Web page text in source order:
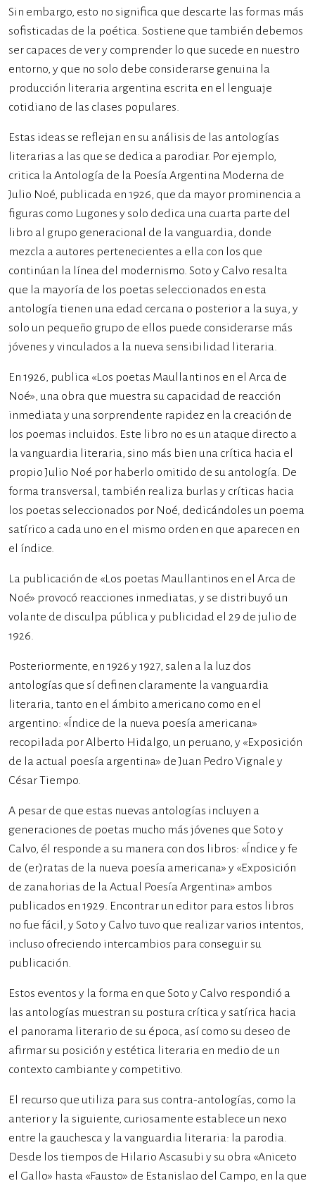
Sin embargo, esto no significa que descarte las formas más
sofisticadas de la poética. Sostiene que también debemos
ser capaces de ver y comprender lo que sucede en nuestro
entorno, y que no solo debe considerarse genuina la
producción literaria argentina escrita en el lenguaje
cotidiano de las clases populares.
Estas ideas se reflejan en su análisis de las antologías
literarias a las que se dedica a parodiar. Por ejemplo,
critica la Antología de la Poesía Argentina Moderna de
Julio Noé, publicada en 1926, que da mayor prominencia a
figuras como Lugones y solo dedica una cuarta parte del
libro al grupo generacional de la vanguardia, donde
mezcla a autores pertenecientes a ella con los que
continúan la línea del modernismo. Soto y Calvo resalta
que la mayoría de los poetas seleccionados en esta
antología tienen una edad cercana o posterior a la suya, y
solo un pequeño grupo de ellos puede considerarse más
jóvenes y vinculados a la nueva sensibilidad literaria.
En 1926, publica «Los poetas Maullantinos en el Arca de
Noé», una obra que muestra su capacidad de reacción
inmediata y una sorprendente rapidez en la creación de
los poemas incluidos. Este libro no es un ataque directo a
la vanguardia literaria, sino más bien una crítica hacia el
propio Julio Noé por haberlo omitido de su antología. De
forma transversal, también realiza burlas y críticas hacia
los poetas seleccionados por Noé, dedicándoles un poema
satírico a cada uno en el mismo orden en que aparecen en
el índice.
La publicación de «Los poetas Maullantinos en el Arca de
Noé» provocó reacciones inmediatas, y se distribuyó un
volante de disculpa pública y publicidad el 29 de julio de
1926.
Posteriormente, en 1926 y 1927, salen a la luz dos
antologías que sí definen claramente la vanguardia
literaria, tanto en el ámbito americano como en el
argentino: «Índice de la nueva poesía americana»
recopilada por Alberto Hidalgo, un peruano, y «Exposición
de la actual poesía argentina» de Juan Pedro Vignale y
César Tiempo.
A pesar de que estas nuevas antologías incluyen a
generaciones de poetas mucho más jóvenes que Soto y
Calvo, él responde a su manera con dos libros: «Índice y fe
de (er)ratas de la nueva poesía americana» y «Exposición
de zanahorias de la Actual Poesía Argentina» ambos
publicados en 1929. Encontrar un editor para estos libros
no fue fácil, y Soto y Calvo tuvo que realizar varios intentos,
incluso ofreciendo intercambios para conseguir su
publicación.
Estos eventos y la forma en que Soto y Calvo respondió a
las antologías muestran su postura crítica y satírica hacia
el panorama literario de su época, así como su deseo de
afirmar su posición y estética literaria en medio de un
contexto cambiante y competitivo.
El recurso que utiliza para sus contra-antologías, como la
anterior y la siguiente, curiosamente establece un nexo
entre la gauchesca y la vanguardia literaria: la parodia.
Desde los tiempos de Hilario Ascasubi y su obra «Aniceto
el Gallo» hasta «Fausto» de Estanislao del Campo, en la que